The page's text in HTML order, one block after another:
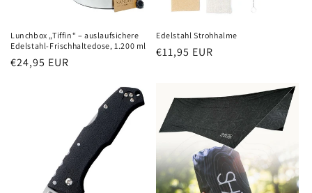
Lunchbox „Tiffin“ – auslaufsichere
Edelstahl-Frischhaltedose, 1.200 ml
Normaler
€24,95 EUR
Edelstahl Strohhalme
Normaler
€11,95 EUR